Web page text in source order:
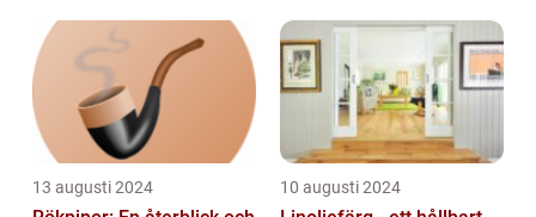
13 augusti 2024 10 augusti 2024